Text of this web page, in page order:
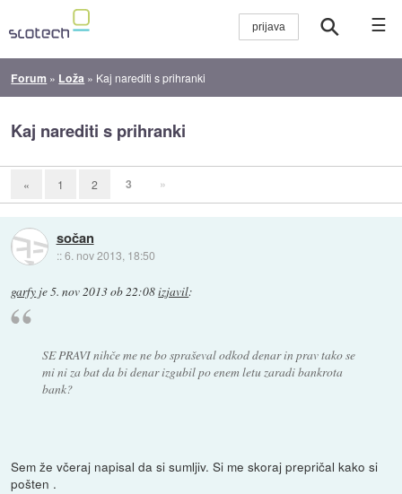
☰
Forum » Loža » Kaj narediti s prihranki
Kaj narediti s prihranki
« 1 2 3 »
sočan
::6. nov 2013, 18:50
garfy je5. nov 2013 ob 22:08izjavil:
SE PRAVI nihče me ne bo spraševal odkod denar in prav tako se
mi ni za bat da bi denar izgubil po enem letu zaradi bankrota
bank?
Sem že včeraj napisal da si sumljiv. Si me skoraj prepričal kako si
pošten .